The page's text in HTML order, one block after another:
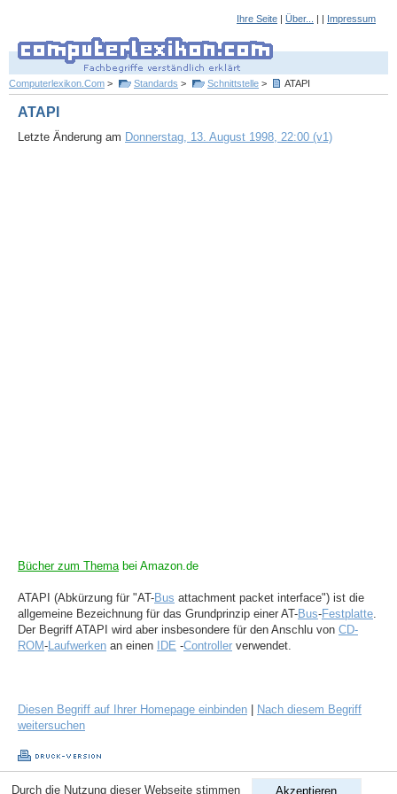
Ihre Seite | Über... | | Impressum
Computerlexikon.Com > Standards > Schnittstelle > ATAPI
ATAPI
Letzte Änderung am Donnerstag, 13. August 1998, 22:00 (v1)
Bücher zum Themabei Amazon.de
ATAPI (Abkürzung für "AT-Bus attachment packet interface") ist die
allgemeine Bezeichnung für das Grundprinzip einer AT-Bus-Festplatte.
Der Begriff ATAPI wird aber insbesondere für den Anschlu von CD-
ROM-Laufwerken an einen IDE -Controller verwendet.
Diesen Begriff auf Ihrer Homepage einbinden
Nach diesem Begriff
weitersuchen
Akzeptieren
Durch die Nutzung dieser Webseite stimmen